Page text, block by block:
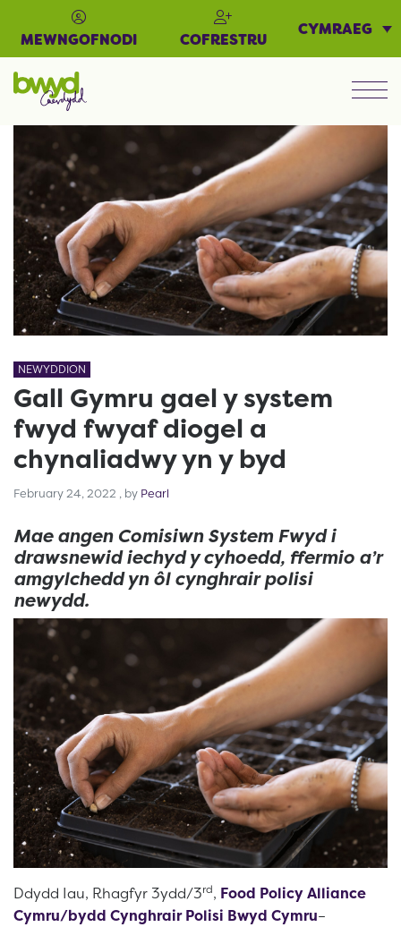
MEWNGOFNODI COFRESTRU
CYMRAEG
NEWYDDION
Gall Gymru gael y system
fwyd fwyaf diogel a
chynaliadwy yn y byd
February 24, 2022 February 24, 2022
, by Pearl
Mae angen Comisiwn System Fwyd i
drawsnewid iechyd y cyhoedd, ffermio a’r
amgylchedd yn ôl cynghrair polisi
newydd.
Ddydd Iau, Rhagfyr 3ydd/3rd, Food Policy Alliance
Cymru/bydd Cynghrair Polisi Bwyd Cymru–